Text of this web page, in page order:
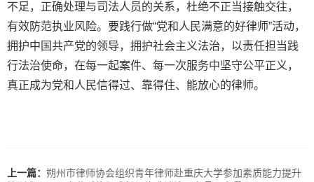
不足，正确处理与司法人员的关系，杜绝不正当接触交往，
有效防范执业风险。要践行做“党和人民满意的好律师”活动，
拥护中国共产党的领导，拥护社会主义法治，以责任担当践
行法治使命，在每一起案件、每一次服务中坚守公平正义，
真正成为党和人民信得过、靠得住、能放心的律师。
上一篇： ​朔州市律师协会组织青年律师赴重庆大学参加素质能力提升